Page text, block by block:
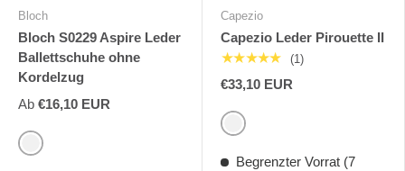
Bloch
Bloch S0229 Aspire Leder
Ballettschuhe ohne
Kordelzug
Ab €16,10 EUR
Rosa
Capezio
Capezio Leder Pirouette II
★★★★★ (1)
€33,10 EUR
Nackt
Begrenzter Vorrat (7